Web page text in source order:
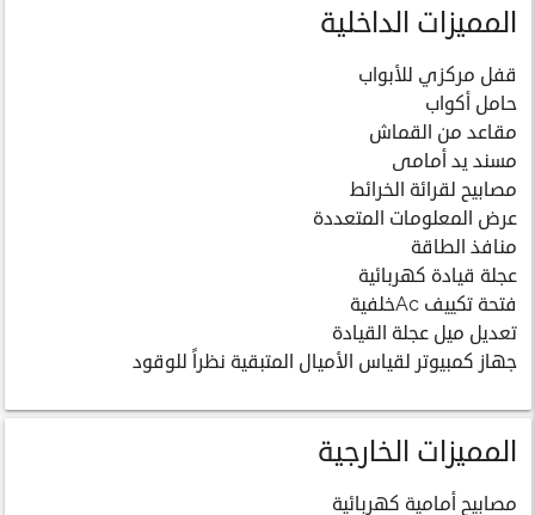
المميزات الداخلية
قفل مركزي للأبواب
حامل أكواب
مقاعد من القماش
مسند يد أمامى
مصابيح لقرائة الخرائط
عرض المعلومات المتعددة
منافذ الطاقة
عجلة قيادة كهربائية
فتحة تكييف Acخلفية
تعديل ميل عجلة القيادة
جهاز كمبيوتر لقياس الأميال المتبقية نظراً للوقود
المميزات الخارجية
مصابيح أمامية كهربائية